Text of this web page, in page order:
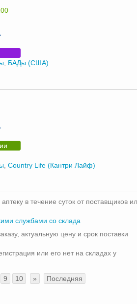
БАДы (США)
Country Life (Кантри Лайф)
в течение суток от поставщиков
службами со склада
актуальную цену и срок поставки
или его нет на складах у
9 10 » Последняя